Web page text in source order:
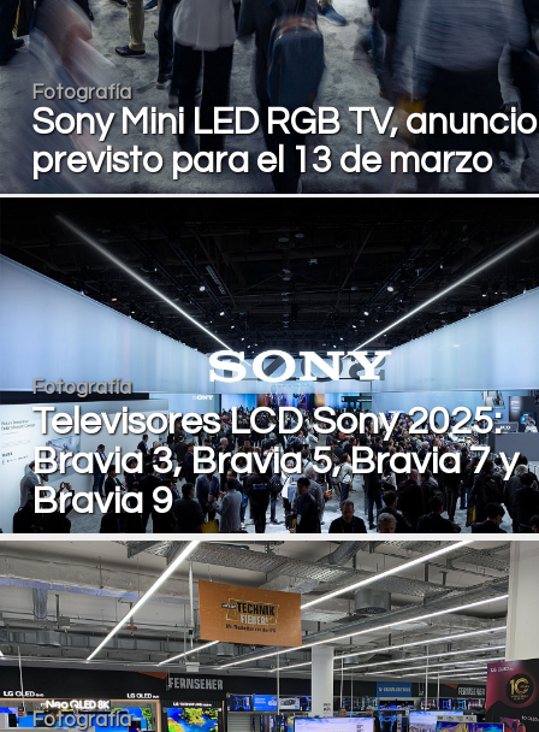
Fotografía
Sony Mini LED RGB TV, anuncio
previsto para el 13 de marzo
Fotografía
Televisores LCD Sony 2025:
Bravia 3, Bravia 5, Bravia 7 y
Bravia 9
Fotografía